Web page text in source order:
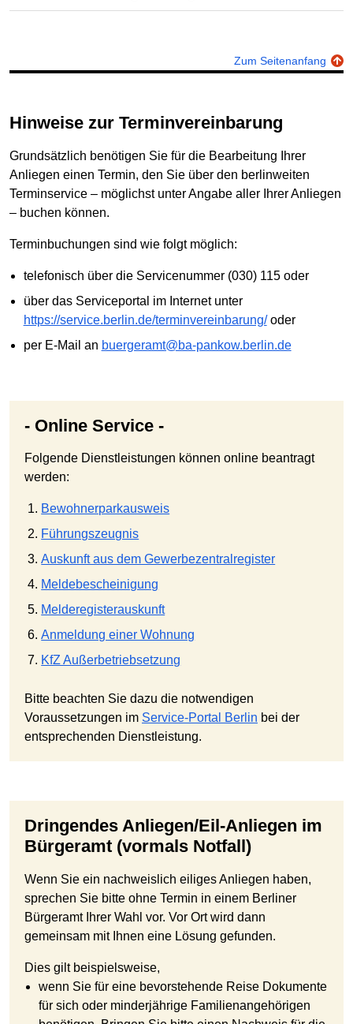
Zum Seitenanfang
Hinweise zur Terminvereinbarung
Grundsätzlich benötigen Sie für die Bearbeitung Ihrer
Anliegen einen Termin, den Sie über den berlinweiten
Terminservice – möglichst unter Angabe aller Ihrer Anliegen
– buchen können.
Terminbuchungen sind wie folgt möglich:
telefonisch über die Servicenummer (030) 115 oder
über das Serviceportal im Internet unter
https://service.berlin.de/terminvereinbarung/oder
per E-Mail an buergeramt@ba-pankow.berlin.de
- Online Service -
Folgende Dienstleistungen können online beantragt
werden:
Bewohnerparkausweis
Führungszeugnis
Auskunft aus dem Gewerbezentralregister
Meldebescheinigung
Melderegisterauskunft
Anmeldung einer Wohnung
KfZ Außerbetriebsetzung
Bitte beachten Sie dazu die notwendigen
Voraussetzungen im Service-Portal Berlin bei der
entsprechenden Dienstleistung.
Dringendes Anliegen/Eil-Anliegen im
Bürgeramt (vormals Notfall)
Wenn Sie ein nachweislich eiliges Anliegen haben,
sprechen Sie bitte ohne Termin in einem Berliner
Bürgeramt Ihrer Wahl vor. Vor Ort wird dann
gemeinsam mit Ihnen eine Lösung gefunden.
Dies gilt beispielsweise,
wenn Sie für eine bevorstehende Reise Dokumente
für sich oder minderjährige Familienangehörigen